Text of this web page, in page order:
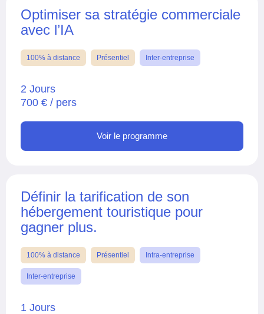
Optimiser sa stratégie commerciale
avec l’IA
100% à distance Présentiel Inter-entreprise
2 Jours
700 € / pers
Voir le programme
Définir la tarification de son
hébergement touristique pour
gagner plus.
100% à distance Présentiel Intra-entreprise
Inter-entreprise
1 Jours